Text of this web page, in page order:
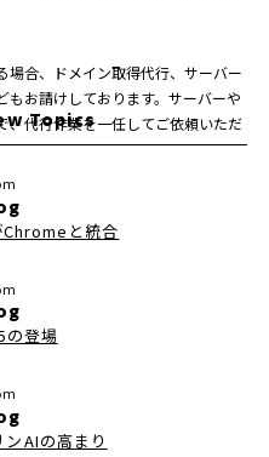
場合、ドメイン取得代行、サーバー
もお請けしております。サーバーや
、代行作業を一任してご依頼いただ
Topics
と統合
登場
AIの高まり